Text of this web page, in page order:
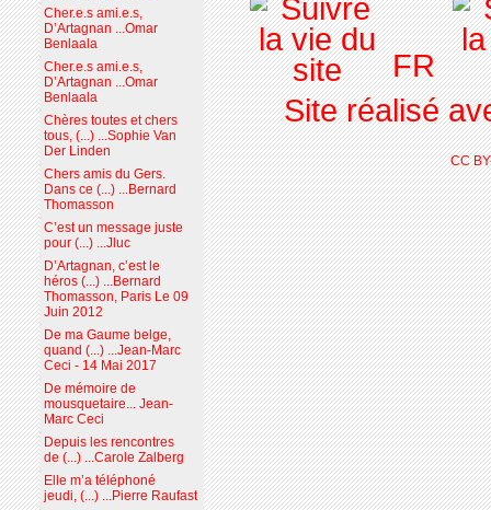
Cher.e.s ami.e.s,
D’Artagnan ...Omar
Benlaala
Cher.e.s ami.e.s,
D’Artagnan ...Omar
Benlaala
Chères toutes et chers
tous, (...) ...Sophie Van
Der Linden
Chers amis du Gers.
Dans ce (...) ...Bernard
Thomasson
C’est un message juste
pour (...) ...Jluc
D’Artagnan, c’est le
héros (...) ...Bernard
Thomasson, Paris Le 09
Juin 2012
De ma Gaume belge,
quand (...) ...Jean-Marc
Ceci - 14 Mai 2017
De mémoire de
mousquetaire... Jean-
Marc Ceci
Depuis les rencontres
de (...) ...Carole Zalberg
Elle m’a téléphoné
jeudi, (...) ...Pierre Raufast
FR
Site réalisé
CC